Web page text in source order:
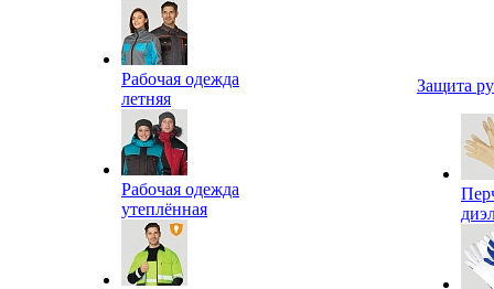
Рабочая одежда
летняя
Рабочая одежда
утеплённая
Защита